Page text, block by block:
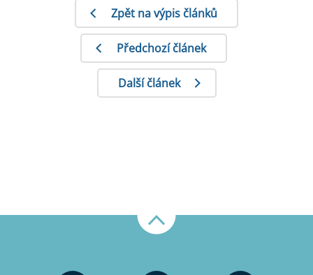
Zpět na výpis článků
Předchozí článek
Další článek